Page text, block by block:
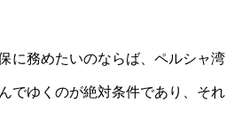
に務めたいのならば、ペルシャ湾
でゆくのが絶対条件であり、それ